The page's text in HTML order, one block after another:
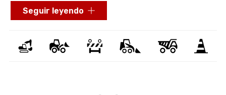
Con empeño, innovación y crecimiento continuo, hemos
reunido una
flota de más de 80 vehículos
bulldozers, rodillos, camiones y góndolas. Realizamos
trabajos deexcavaciones y movimientos de tierraen
Seguir leyendo